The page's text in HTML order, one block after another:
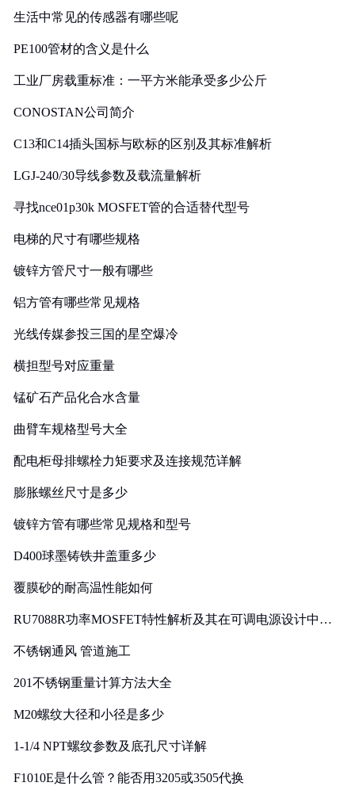
生活中常见的传感器有哪些呢
PE100管材的含义是什么
工业厂房载重标准：一平方米能承受多少公斤
CONOSTAN公司简介
C13和C14插头国标与欧标的区别及其标准解析
LGJ-240/30导线参数及载流量解析
寻找nce01p30k MOSFET管的合适替代型号
电梯的尺寸有哪些规格
镀锌方管尺寸一般有哪些
铝方管有哪些常见规格
光线传媒参投三国的星空爆冷
横担型号对应重量
锰矿石产品化合水含量
曲臂车规格型号大全
配电柜母排螺栓力矩要求及连接规范详解
膨胀螺丝尺寸是多少
镀锌方管有哪些常见规格和型号
D400球墨铸铁井盖重多少
覆膜砂的耐高温性能如何
RU7088R功率MOSFET特性解析及其在可调电源设计中的
不锈钢通风 管道施工
201不锈钢重量计算方法大全
M20螺纹大径和小径是多少
1-1/4 NPT螺纹参数及底孔尺寸详解
F1010E是什么管？能否用3205或3505代换